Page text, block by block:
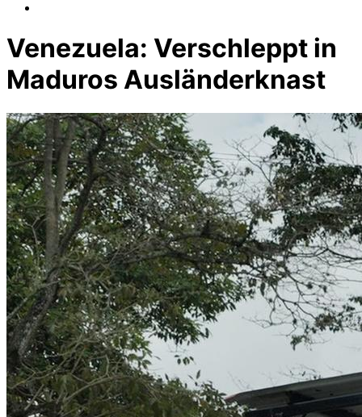
Venezuela: Verschleppt in
Maduros Ausländerknast